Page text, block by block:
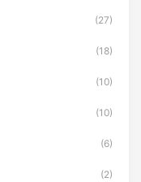
(27)
(18)
(10)
(10)
(6)
(2)